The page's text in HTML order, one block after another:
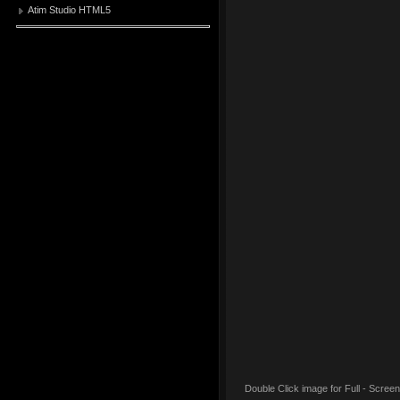
Atim Studio HTML5
Double Click image for Full - Screen